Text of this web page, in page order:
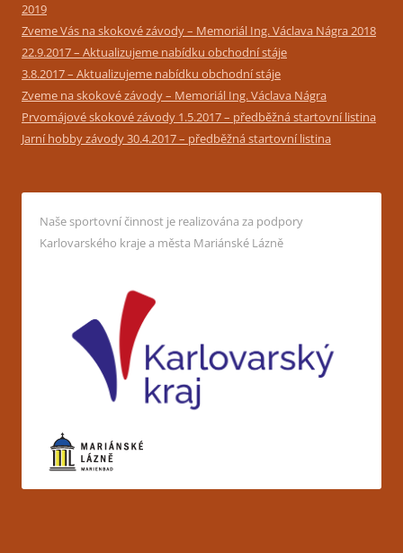
2019
Zveme Vás na skokové závody – Memoriál Ing. Václava Nágra 2018
22.9.2017 – Aktualizujeme nabídku obchodní stáje
3.8.2017 – Aktualizujeme nabídku obchodní stáje
Zveme na skokové závody – Memoriál Ing. Václava Nágra
Prvomájové skokové závody 1.5.2017 – předběžná startovní listina
Jarní hobby závody 30.4.2017 – předběžná startovní listina
Naše sportovní činnost je realizována za podpory
Karlovarského kraje a města Mariánské Lázně